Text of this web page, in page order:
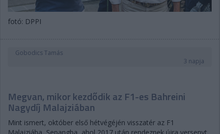
fotó: DPPI
Gobodics Tamás
3 napja
Megvan, mikor kezdődik az F1-es Bahreini
Nagydíj Malajziában
Mint ismert, október első hétvégéjén visszatér az F1